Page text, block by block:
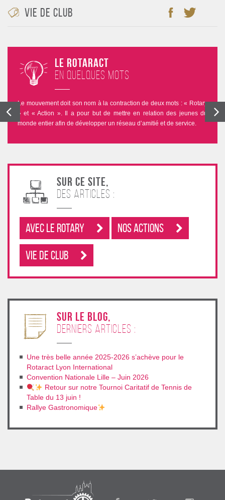
Vie de club
Le Rotaract
en quelques mots
Le mouvement doit son nom à la contraction de deux mots : « Rotary
» et « Action ». Il a pour but de mettre en relation des jeunes du
monde entier afin de développer un réseau d’amitié et de service.
Sur ce site,
des articles :
Avec le rotary Nos Actions
Vie de club
sur le blog,
derniers articles :
Une très belle année 2025-2026 s’achève pour le
Rotaract Lyon International
Convention Nationale Lille – Juin 2026
Retour sur notre Tournoi Caritatif de Tennis de
Table du 13 juin !
Rallye Gastronomique